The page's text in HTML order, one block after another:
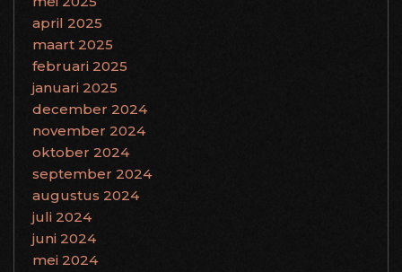
april 2025
maart 2025
februari 2025
januari 2025
december 2024
november 2024
oktober 2024
september 2024
augustus 2024
juli 2024
juni 2024
mei 2024